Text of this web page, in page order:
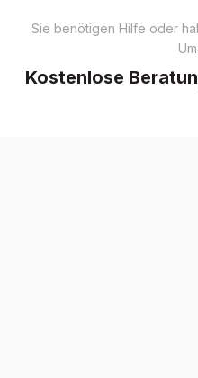
Sie benötigen Hilfe oder
Kostenlose